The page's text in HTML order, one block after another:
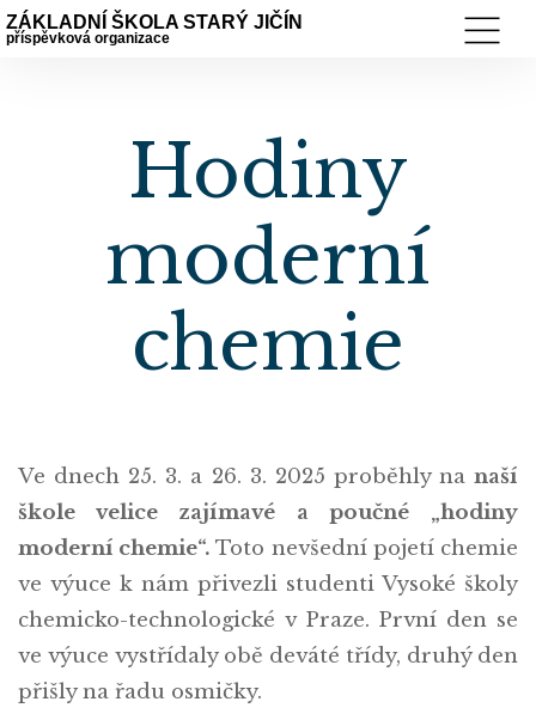
ZÁKLADNÍ ŠKOLA STARÝ JIČÍN
příspěvková organizace
Hodiny
moderní
chemie
Ve dnech 25. 3. a 26. 3. 2025 proběhly na naší
škole velice zajímavé a poučné „hodiny
moderní chemie“. Toto nevšední pojetí chemie
ve výuce k nám přivezli studenti Vysoké školy
chemicko-technologické v Praze. První den se
ve výuce vystřídaly obě deváté třídy, druhý den
přišly na řadu osmičky.